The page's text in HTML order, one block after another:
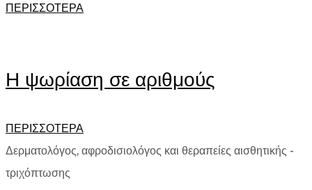
ΠΕΡΙΣΣΟΤΕΡΑ
Η ψωρίαση σε αριθμούς
ΠΕΡΙΣΣΟΤΕΡΑ
Δερματολόγος, αφροδισιολόγος και θεραπείες αισθητικής -
τριχόπτωσης